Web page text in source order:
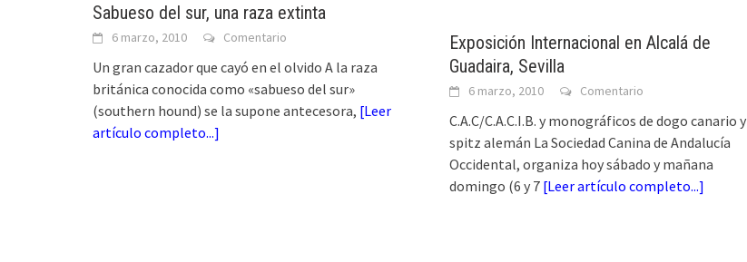
Sabueso del sur, una raza extinta
6 marzo, 2010 Comentario
Un gran cazador que cayó en el olvido A la raza
británica conocida como «sabueso del sur»
(southern hound) se la supone antecesora, [Leer
artículo completo...]
Exposición Internacional en Alcalá de
Guadaira, Sevilla
6 marzo, 2010 Comentario
C.A.C/C.A.C.I.B. y monográficos de dogo canario y
spitz alemán La Sociedad Canina de Andalucía
Occidental, organiza hoy sábado y mañana
domingo (6 y 7 [Leer artículo completo...]